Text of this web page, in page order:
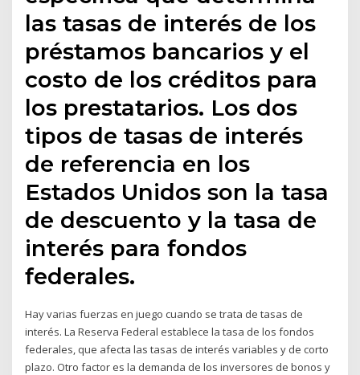
las tasas de interés de los
préstamos bancarios y el
costo de los créditos para
los prestatarios. Los dos
tipos de tasas de interés
de referencia en los
Estados Unidos son la tasa
de descuento y la tasa de
interés para fondos
federales.
Hay varias fuerzas en juego cuando se trata de tasas de
interés. La Reserva Federal establece la tasa de los fondos
federales, que afecta las tasas de interés variables y de corto
plazo. Otro factor es la demanda de los inversores de bonos y